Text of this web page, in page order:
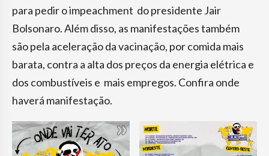
para pedir o impeachment do presidente Jair
Bolsonaro. Além disso, as manifestações também
são pela aceleração da vacinação, por comida mais
barata, contra a alta dos preços da energia elétrica e
dos combustíveis e mais empregos. Confira onde
haverá manifestação.